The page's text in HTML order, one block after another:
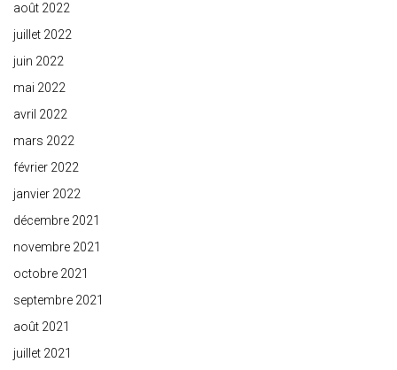
août 2022
juillet 2022
juin 2022
mai 2022
avril 2022
mars 2022
février 2022
janvier 2022
décembre 2021
novembre 2021
octobre 2021
septembre 2021
août 2021
juillet 2021